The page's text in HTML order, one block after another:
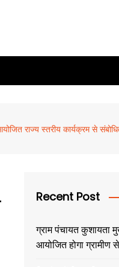
राज्य स्तरीय कार्यक्रम से
Recent Post
ग्राम पंचायत कुशायता
आयोजित होगा ग्रामीण